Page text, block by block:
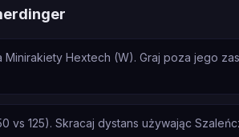
Hextech (W). Graj poza jego
vs 125). Skracaj dystans używając